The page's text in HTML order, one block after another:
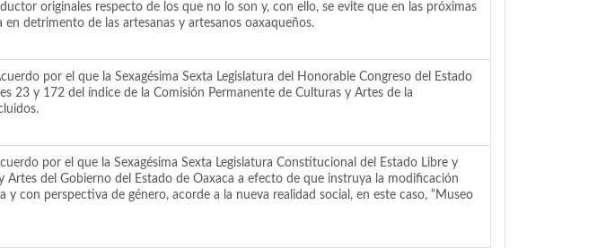
originales respecto de los que no lo son y, con ello, se evite que en las próximas
detrimento de las artesanas y artesanos oaxaqueños.
por el que la Sexagésima Sexta Legislatura del Honorable Congreso del Estado
23 y 172 del índice de la Comisión Permanente de Culturas y Artes de la
por el que la Sexagésima Sexta Legislatura Constitucional del Estado Libre y
del Gobierno del Estado de Oaxaca a efecto de que instruya la modificación
con perspectiva de género, acorde a la nueva realidad social, en este caso, “Museo